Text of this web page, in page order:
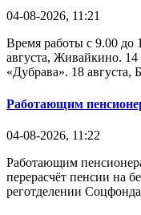
04-08-2026, 11:21
Время работы с 9.00 до
августа, Живайкино.
«Дубрава». 18
Работающим
04-08-2026, 11:22
Работающим
перерасчёт пенсии на
реготделении